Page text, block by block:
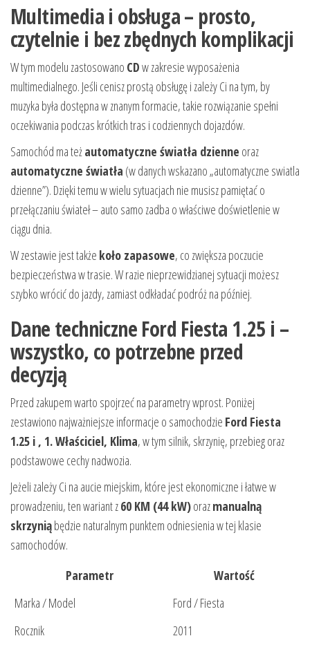
Multimedia i obsługa – prosto,
czytelnie i bez zbędnych komplikacji
W tym modelu zastosowano CDw zakresie wyposażenia
multimedialnego. Jeśli cenisz prostą obsługę i zależy Ci na tym, by
muzyka była dostępna w znanym formacie, takie rozwiązanie spełni
oczekiwania podczas krótkich tras i codziennych dojazdów.
Samochód ma też automatyczne światła dzienne oraz
automatyczne światła (w danych wskazano „automatyczne swiatla
dzienne”). Dzięki temu w wielu sytuacjach nie musisz pamiętać o
przełączaniu świateł – auto samo zadba o właściwe doświetlenie w
ciągu dnia.
W zestawie jest także koło zapasowe, co zwiększa poczucie
bezpieczeństwa w trasie. W razie nieprzewidzianej sytuacji możesz
szybko wrócić do jazdy, zamiast odkładać podróż na później.
Dane techniczne Ford Fiesta 1.25 i –
wszystko, co potrzebne przed
decyzją
Przed zakupem warto spojrzeć na parametry wprost. Poniżej
zestawiono najważniejsze informacje o samochodzie Ford Fiesta
1.25 i , 1. Właściciel, Klima, w tym silnik, skrzynię, przebieg oraz
podstawowe cechy nadwozia.
Jeżeli zależy Ci na aucie miejskim, które jest ekonomiczne i łatwe w
prowadzeniu, ten wariant z60 KM (44 kW)orazmanualną
skrzyniąbędzie naturalnym punktem odniesienia w tej klasie
samochodów.
Parametr
Wartość
Marka / Model
Ford / Fiesta
Rocznik
2011